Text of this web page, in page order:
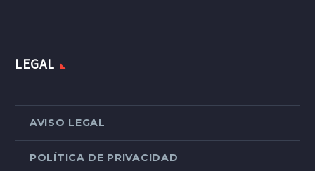
LEGAL
AVISO LEGAL
POLÍTICA DE PRIVACIDAD